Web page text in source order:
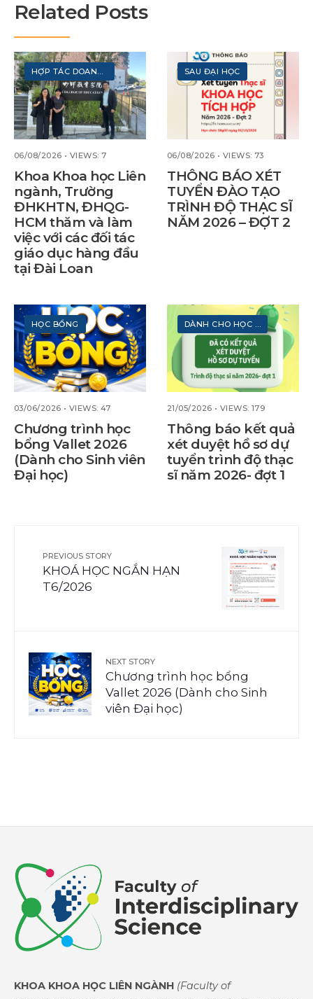
Related Posts
HỢP TÁC DOANH NGHIỆP
06/08/2026 • VIEWS: 7
Khoa Khoa học Liên
ngành, Trường
ĐHKHTN, ĐHQG-
HCM thăm và làm
việc với các đối tác
giáo dục hàng đầu
tại Đài Loan
SAU ĐẠI HỌC
06/08/2026 • VIEWS: 73
THÔNG BÁO XÉT
TUYỂN ĐÀO TẠO
TRÌNH ĐỘ THẠC SĨ
NĂM 2026 – ĐỢT 2
HỌC BỔNG
03/06/2026 • VIEWS: 47
Chương trình học
bổng Vallet 2026
(Dành cho Sinh viên
Đại học)
DÀNH CHO HỌC VIÊN • SAU
21/05/2026 • VIEWS: 179
Thông báo kết quả
xét duyệt hồ sơ dự
tuyển trình độ thạc
sĩ năm 2026- đợt 1
PREVIOUS STORY
KHOÁ HỌC NGẮN HẠN
T6/2026
NEXT STORY
Chương trình học bổng
Vallet 2026 (Dành cho Sinh
viên Đại học)
KHOA KHOA HỌC LIÊN NGÀNH (Faculty of